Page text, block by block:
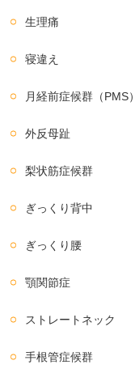
生理痛
寝違え
月経前症候群（PMS）
外反母趾
梨状筋症候群
ぎっくり背中
ぎっくり腰
顎関節症
ストレートネック
手根管症候群